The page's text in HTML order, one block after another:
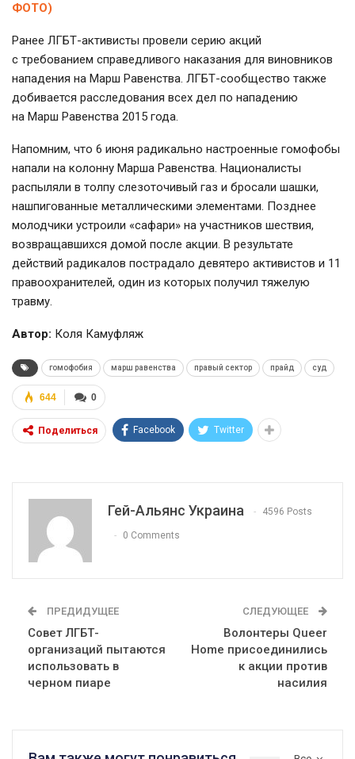
ФОТО)
Ранее ЛГБТ-активисты провели серию акций
с требованием справедливого наказания для виновников
нападения на Марш Равенства. ЛГБТ-сообщество также
добивается расследования всех дел по нападению
на Марш Равенства 2015 года.
Напомним, что 6 июня радикально настроенные гомофобы
напали на колонну Марша Равенства. Националисты
распыляли в толпу слезоточивый газ и бросали шашки,
нашпигованные металлическими элементами. Позднее
молодчики устроили «сафари» на участников шествия,
возвращавшихся домой после акции. В результате
действий радикалов пострадало девятеро активистов и 11
правоохранителей, один из которых получил тяжелую
травму.
Автор: Коля Камуфляж
гомофобия марш равенства правый сектор прайд суд
0
644
Поделиться Facebook Twitter
Гей-Альянс Украина 4596 Posts
0 Comments
ПРЕДИДУЩЕЕ
Совет ЛГБТ-
организаций пытаются
использовать в
черном пиаре
СЛЕДУЮЩЕЕ
Волонтеры Queer
Home присоединились
к акции против
насилия